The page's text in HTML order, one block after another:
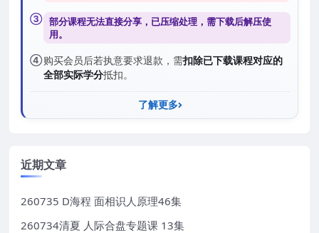
③ 部分课程无法直接分享，已压缩处理，需下载后解压使
用。
④购买会员后若执意要求退款，需扣除已下载课程对应的
全部实际学分抵扣。
了解更多
近期文章
260735 D海程 面相识人原理46集
260734清夏 人际合盘专题课 13集